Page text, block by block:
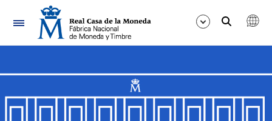
Navegación